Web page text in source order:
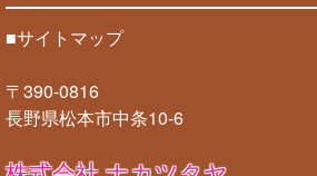
■サイトマップ
〒390-0816
長野県松本市中条10-6